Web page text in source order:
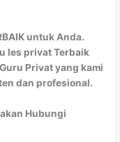
untuk Anda.
les privat Terbaik
Privat yang kami
dan profesional.
Hubungi